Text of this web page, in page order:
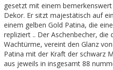
gesetzt mit einem
Dekor. Er sitzt majestätisch auf
einem gelben Gold Patina, die
repliziert .. Der Aschenbecher, die
Wachtürme, vereint den Glanz
Patina mit der Kraft der schwarz
aus jeweils in insgesamt 88